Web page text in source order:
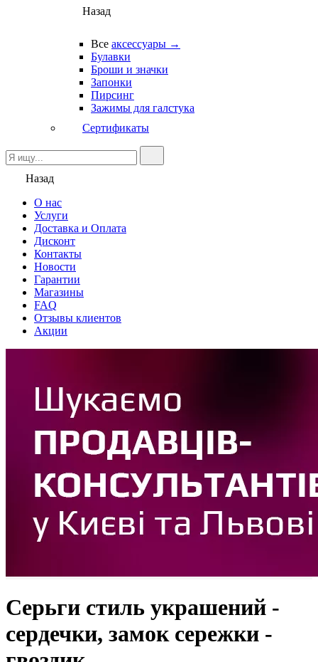
Назад
Все аксессуары →
Булавки
Броши и значки
Запонки
Пирсинг
Зажимы для галстука
Сертификаты
Назад
О нас
Услуги
Доставка и Оплата
Дисконт
Контакты
Новости
Гарантии
Магазины
FAQ
Отзывы клиентов
Акции
Серьги стиль украшений -
сердечки, замок сережки -